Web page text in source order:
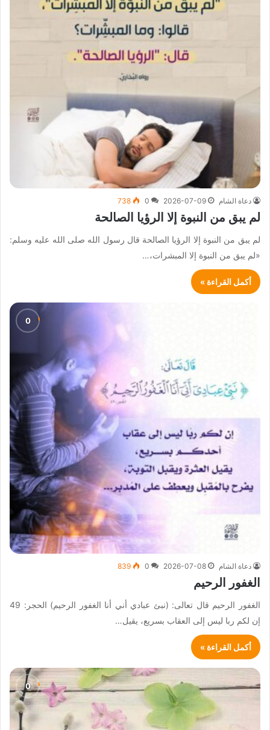
دعاة الشام 2026-07-09
0
738
لم يبق من النبوة إلا الرؤيا الصالحة
لم يبق من النبوة إلا الرؤيا الصالحة قال رسول الله صلى الله عليه وسلم:
«لم يبق من النبوة إلا المبشرات،…
أكمل القراءة »
دعاة الشام 2026-07-08
0
839
الغفور الرحيم
الغفور الرحيم قال تعالى: (نبئ عبادي أني أنا الغفور الرحيم) الحجر: 49
إن لكم ربا ليس إلى العقاب بسريع، يقيل…
أكمل القراءة »